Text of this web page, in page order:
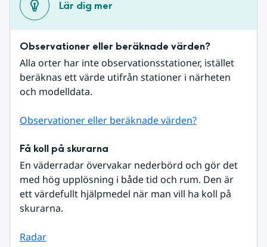
Lär dig mer
Observationer eller beräknade värden?
Alla orter har inte observationsstationer, istället
beräknas ett värde utifrån stationer i närheten
och modelldata.
Observationer eller beräknade värden?
Få koll på skurarna
En väderradar övervakar nederbörd och gör det
med hög upplösning i både tid och rum. Den är
ett värdefullt hjälpmedel när man vill ha koll på
skurarna.
Radar